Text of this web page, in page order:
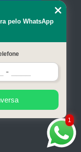
1
pelo WhatsApp